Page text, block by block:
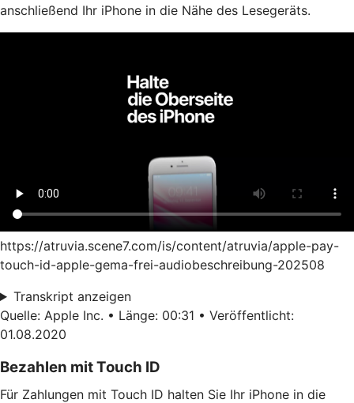
anschließend Ihr iPhone in die Nähe des Lesegeräts.
https://atruvia.scene7.com/is/content/atruvia/apple-pay-
touch-id-apple-gema-frei-audiobeschreibung-202508
Transkript anzeigen
Quelle: Apple Inc. • Länge: 00:31 • Veröffentlicht:
01.08.2020
Bezahlen mit Touch ID
Für Zahlungen mit Touch ID halten Sie Ihr iPhone in die